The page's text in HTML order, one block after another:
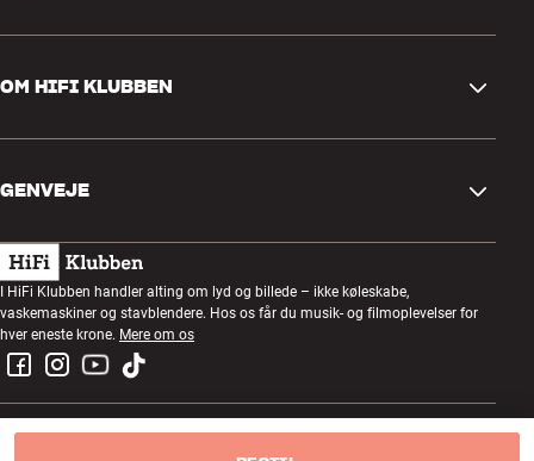
Retur og reklamation
Fortryd ordre
Handelsbetingelser
Privatlivspolitik
OM HIFI KLUBBEN
Kundeklub
Lytteaften
Konkurrencer
Job i HiFi Klubben
GENVEJE
Gavekort
Byg med lyd
Montering og installation
Retur af el-affald
I HiFi Klubben handler alting om lyd og billede – ikke køleskabe,
vaskemaskiner og stavblendere. Hos os får du musik- og filmoplevelser for
hver eneste krone. Mere om os